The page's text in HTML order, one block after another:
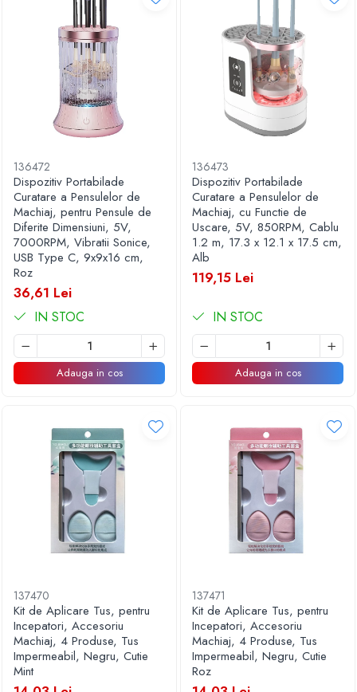
136472
Dispozitiv Portabilade
Curatare a Pensulelor de
Machiaj, pentru Pensule de
Diferite Dimensiuni, 5V,
7000RPM, Vibratii Sonice,
USB Type C, 9x9x16 cm,
Roz
36,61 Lei
IN STOC
Adauga in cos
136473
Dispozitiv Portabilade
Curatare a Pensulelor de
Machiaj, cu Functie de
Uscare, 5V, 850RPM, Cablu
1.2 m, 17.3 x 12.1 x 17.5 cm,
Alb
119,15 Lei
IN STOC
Adauga in cos
137470
Kit de Aplicare Tus, pentru
Incepatori, Accesoriu
Machiaj, 4 Produse, Tus
Impermeabil, Negru, Cutie
Mint
137471
Kit de Aplicare Tus, pentru
Incepatori, Accesoriu
Machiaj, 4 Produse, Tus
Impermeabil, Negru, Cutie
Roz